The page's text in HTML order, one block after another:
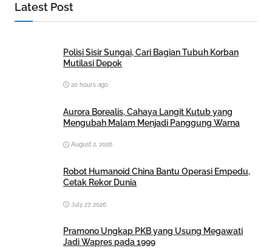
Latest Post
Polisi Sisir Sungai, Cari Bagian Tubuh Korban
Mutilasi Depok
20 hours ago
Aurora Borealis, Cahaya Langit Kutub yang
Mengubah Malam Menjadi Panggung Warna
August 2, 2026
Robot Humanoid China Bantu Operasi Empedu,
Cetak Rekor Dunia
July 27, 2026
Pramono Ungkap PKB yang Usung Megawati
Jadi Wapres pada 1999